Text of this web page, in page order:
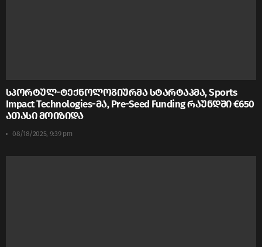
სპორტულ-ტექნოლოგიურმა სტარტაპმა, Sports
Impact Technologies-მა, Pre-Seed Funding რაუნდში €650
ათასი მოიზიდა
08/18/2025, 9:39 pm